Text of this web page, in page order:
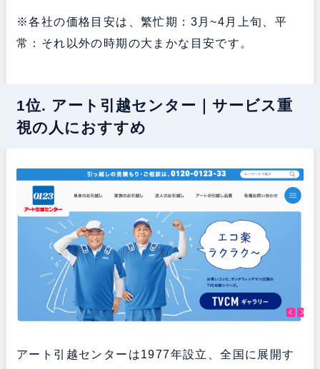
※各社の価格目安は、繁忙期：3月~4月上旬、平
常：それ以外の時期の大まかな目安です。
1位. アート引越センター｜サービス重
視の人におすすめ
アート引越センターは1977年設立、全国に展開す